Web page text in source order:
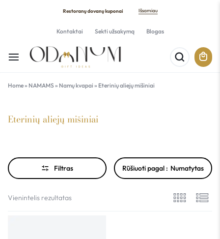
Restoranų dovanų kuponai Išsamiau
Kontaktai Sekti užsakymą Blogas
Home» NAMAMS » Namų kvapai » Eterinių aliejų mišiniai
Eterinių aliejų mišiniai
Filtras Rūšiuoti pagal : Numatytas
Vienintelis rezultatas